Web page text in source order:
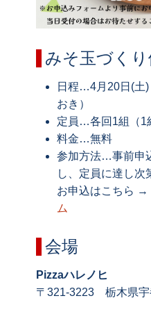
みそ玉づく
日程…4月20日(
おき）
定員…各回1組（1
料金…無料
参加方法…事前
し、定員に達し次
お申込はこちら →
ム
会場
Pizzaハレノヒ
〒321-3223 栃木県宇